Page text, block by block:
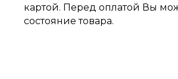
картой. Перед оплатой Вы
состояние товара.